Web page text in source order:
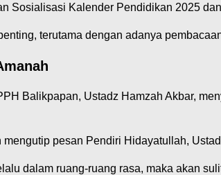
Sosialisasi Kalender Pendidikan 2025
terutama dengan adanya
Balikpapan, Ustadz Hamzah Akbar,
pesan Pendiri Hidayatullah,
dalam ruang-ruang rasa, maka akan